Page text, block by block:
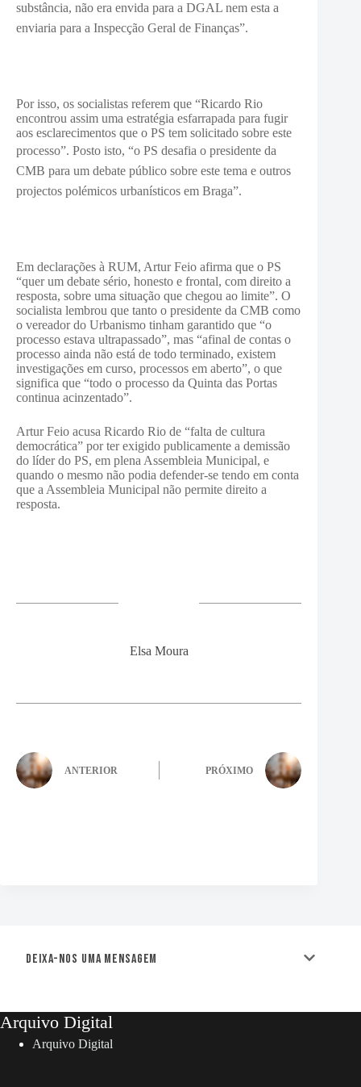
substância, não era envida para a DGAL nem esta a
enviaria para a Inspecção Geral de Finanças”.
Por isso, os socialistas referem que “Ricardo Rio
encontrou assim uma estratégia esfarrapada para fugir
aos esclarecimentos que o PS tem solicitado sobre este
processo”. Posto isto, “o PS desafia o presidente da
CMB para um debate público sobre este tema e outros
projectos polémicos urbanísticos em Braga”.
Em declarações à RUM, Artur Feio afirma que o PS
“quer um debate sério, honesto e frontal, com direito a
resposta, sobre uma situação que chegou ao limite”. O
socialista lembrou que tanto o presidente da CMB como
o vereador do Urbanismo tinham garantido que “o
processo estava ultrapassado”, mas “afinal de contas o
processo ainda não está de todo terminado, existem
investigações em curso, processos em aberto”, o que
significa que “todo o processo da Quinta das Portas
continua acinzentado”.
Artur Feio acusa Ricardo Rio de “falta de cultura
democrática” por ter exigido publicamente a demissão
do líder do PS, em plena Assembleia Municipal, e
quando o mesmo não podia defender-se tendo em conta
que a Assembleia Municipal não permite direito a
resposta.
Elsa Moura
ANTERIOR PRÓXIMO
Deixa-nos uma mensagem
Arquivo Digital
Arquivo Digital